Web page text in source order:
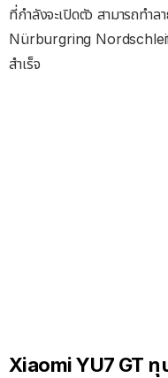
ที่กำลังจะเปิดตัว สามารถทำ
Nürburgring
สำเร็จ
Xiaomi YU7 GT